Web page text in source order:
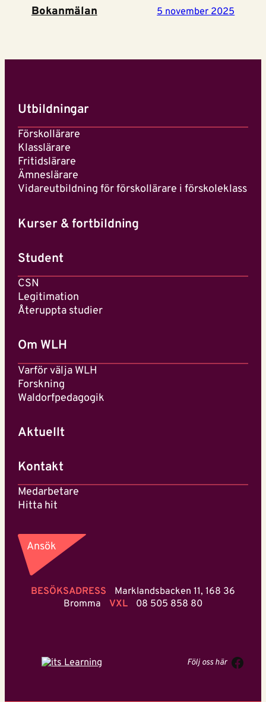
Bokanmälan 5 november 2025
Utbildningar
Förskollärare
Klasslärare
Fritidslärare
Ämneslärare
Vidareutbildning för förskollärare i förskoleklass
Kurser & fortbildning
Student
CSN
Legitimation
Återuppta studier
Om WLH
Varför välja WLH
Forskning
Waldorfpedagogik
Aktuellt
Kontakt
Medarbetare
Hitta hit
Ansök
BESÖKSADRESS
Marklandsbacken 11, 168 36
Bromma
VXL 08 505 858 80
Följ oss här